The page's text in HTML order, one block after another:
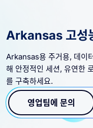
Arkansas 고성
Arkansas용 주거용, 데이
해 안정적인 세션, 유연한
를 구축하세요.
영업팀에 문의